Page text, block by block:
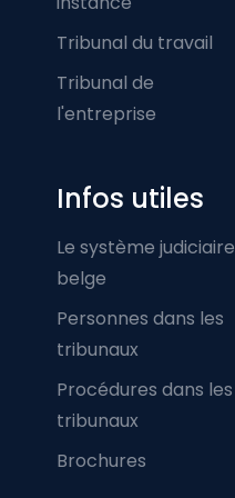
Tribunal du travail
Tribunal de
l'entreprise
Infos utiles
Le système judiciaire
belge
Personnes dans les
tribunaux
Procédures dans les
tribunaux
Brochures